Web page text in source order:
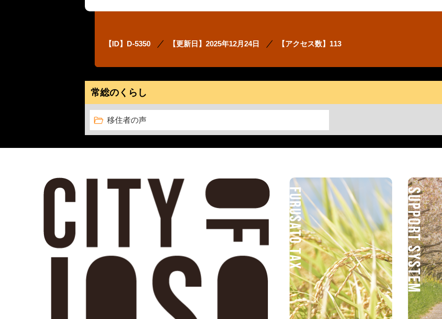
【ID】 D-5350 【更新日】 2025年12月24日 【アクセス数】 113
常総のくらし
移住者の声
City Of Joso